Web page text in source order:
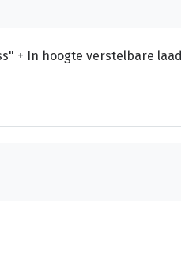
+ In hoogte verstelbare